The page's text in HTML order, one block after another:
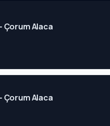
Çorum Alaca
Çorum Alaca